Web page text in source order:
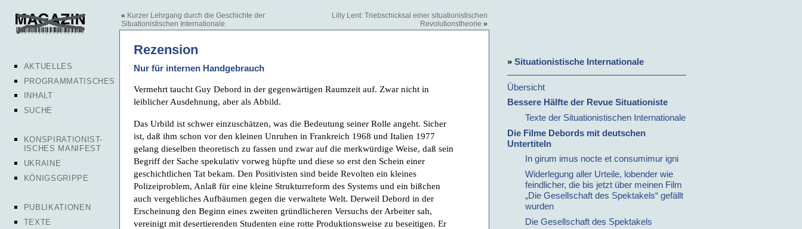
AKTUELLES
PROGRAMMATISCHES
INHALT
SUCHE
KONSPIRATIONIST-
ISCHES MANIFEST
UKRAINE
KÖNIGSGRIPPE
PUBLIKATIONEN
TEXTE
« Kurzer Lehrgang durch die Geschichte der
Situationistischen Internationale
Lilly Lent: Triebschicksal einer situationistischen
Revolutionstheorie »
Rezension
Nur für internen Handgebrauch
Vermehrt taucht Guy Debord in der gegenwärtigen Raumzeit auf. Zwar nicht in
leiblicher Ausdehnung, aber als Abbild.
Das Urbild ist schwer einzuschätzen, was die Bedeutung seiner Rolle angeht. Sicher
ist, daß ihm schon vor den kleinen Unruhen in Frankreich 1968 und Italien 1977
gelang dieselben theoretisch zu fassen und zwar auf die merkwürdige Weise, daß sein
Begriff der Sache spekulativ vorweg hüpfte und diese so erst den Schein einer
geschichtlichen Tat bekam. Den Positivisten sind beide Revolten ein kleines
Polizeiproblem, Anlaß für eine kleine Strukturreform des Systems und ein bißchen
auch vergebliches Aufbäumen gegen die verwaltete Welt. Derweil Debord in der
Erscheinung den Beginn eines zweiten gründlicheren Versuchs der Arbeiter sah,
vereinigt mit desertierenden Studenten eine rotte Produktionsweise zu beseitigen. Er
» Situationistische Internationale
Übersicht
Bessere Hälfte der Revue Situationiste
Texte der Situationistischen Internationale
Die Filme Debords mit deutschen
Untertiteln
In girum imus nocte et consumimur igni
Widerlegung aller Urteile, lobender wie
feindlicher, die bis jetzt über meinen Film
„Die Gesellschaft des Spektakels“ gefällt
wurden
Die Gesellschaft des Spektakels